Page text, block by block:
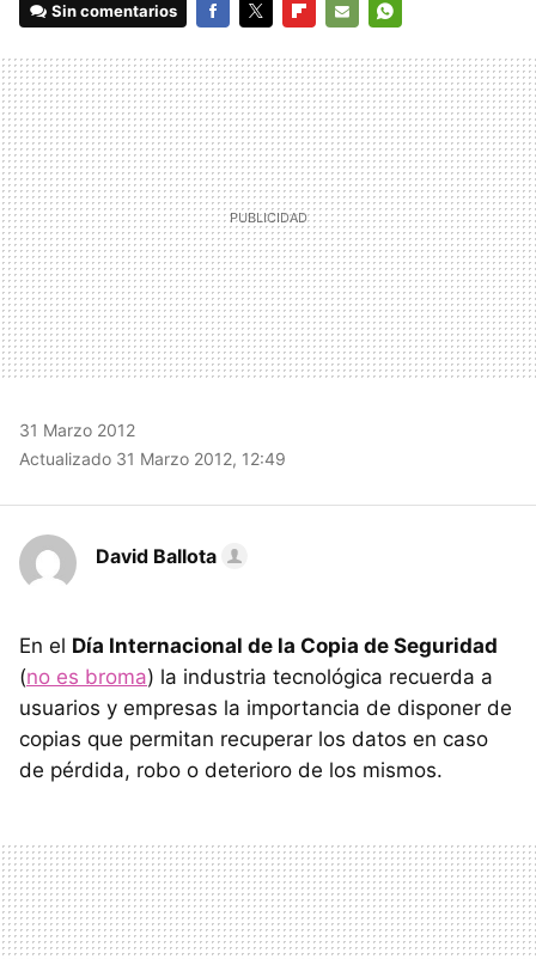
Sin comentarios
MAIL
31 Marzo 2012
Actualizado 31 Marzo 2012, 12:49
David Ballota
En el Día Internacional de la Copia de Seguridad
(no es broma) la industria tecnológica recuerda a
usuarios y empresas la importancia de disponer de
copias que permitan recuperar los datos en caso
de pérdida, robo o deterioro de los mismos.